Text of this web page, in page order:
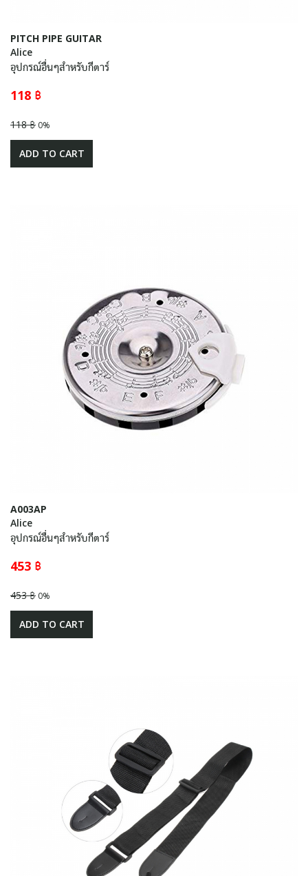
PITCH PIPE GUITAR
Alice
อุปกรณ์อื่นๆสำหรับกีตาร์
118 ฿
118 ฿ 0%
ADD TO CART
A003AP
Alice
อุปกรณ์อื่นๆสำหรับกีตาร์
453 ฿
453 ฿ 0%
ADD TO CART